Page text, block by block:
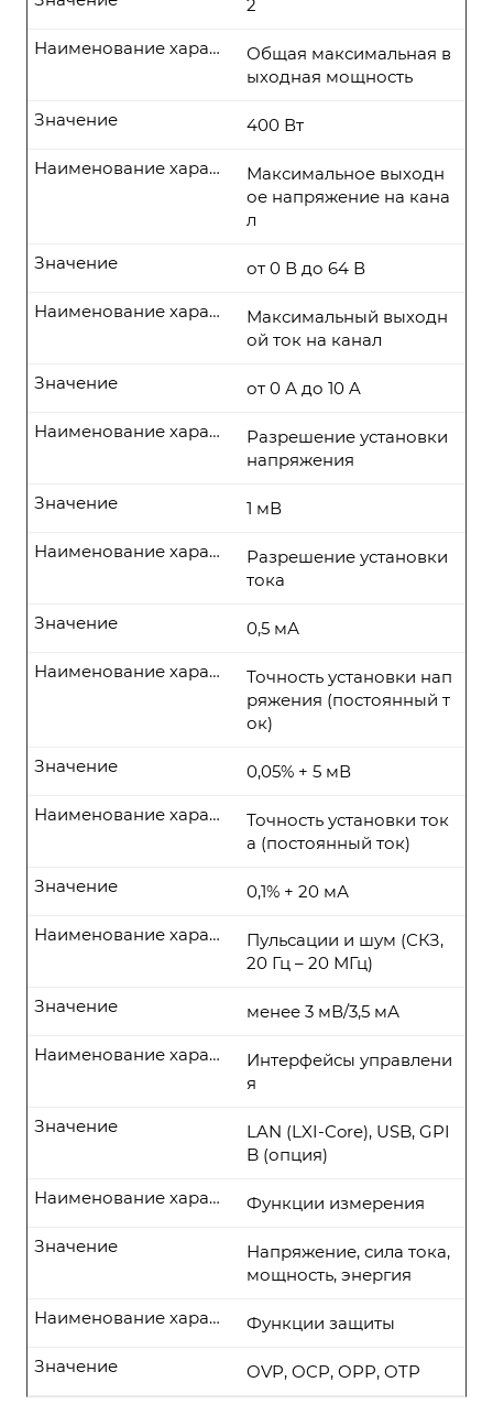
2
Общая максимальная в
ыходная мощность
Наименование характеристики
400 Вт
Значение
Максимальное выходн
ое напряжение на кана
л
Наименование характеристики
от 0 В до 64 В
Значение
Максимальный выходн
ой ток на канал
Наименование характеристики
от 0 А до 10 A
Значение
Разрешение установки
напряжения
Наименование характеристики
1 мВ
Значение
Разрешение установки
тока
Наименование характеристики
0,5 мА
Значение
Точность установки нап
ряжения (постоянный т
ок)
Наименование характеристики
0,05% + 5 мВ
Значение
Точность установки ток
а (постоянный ток)
Наименование характеристики
0,1% + 20 мА
Значение
Пульсации и шум (СКЗ,
20 Гц – 20 МГц)
Наименование характеристики
менее 3 мВ/3,5 мА
Значение
Интерфейсы управлени
я
Наименование характеристики
LAN (LXI-Core), USB, GPI
B (опция)
Значение
Функции измерения
Наименование характеристики
Напряжение, сила тока,
мощность, энергия
Значение
Функции защиты
Наименование характеристики
OVP, OCP, OPP, OTP
Значение